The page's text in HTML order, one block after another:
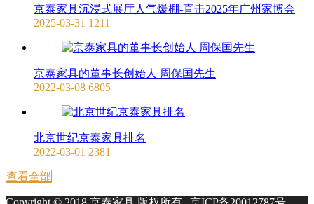
京泰家具沉浸式展厅人气爆棚-直击2025年广州家博会
2025-03-31 1211
京泰家具的董事长创始人 周保国先生
2022-03-08 6805
北京世纪京泰家具排名
2022-03-01 2381
查看全部